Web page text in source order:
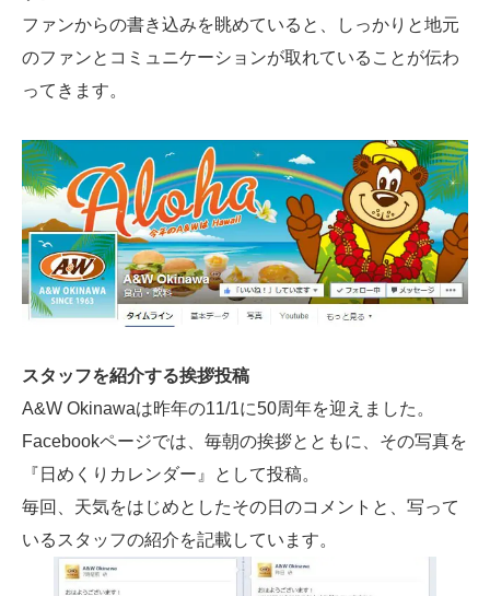
ファンからの書き込みを眺めていると、しっかりと地元
のファンとコミュニケーションが取れていることが伝わ
ってきます。
スタッフを紹介する挨拶投稿
A&W Okinawaは昨年の11/1に50周年を迎えました。
Facebookページでは、毎朝の挨拶とともに、その写真を
『日めくりカレンダー』として投稿。
毎回、天気をはじめとしたその日のコメントと、写って
いるスタッフの紹介を記載しています。